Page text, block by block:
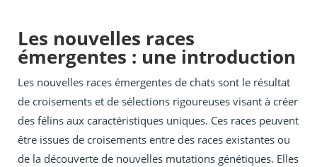
Les nouvelles races
émergentes : une introduction
Les nouvelles races émergentes de chats sont le résultat
de croisements et de sélections rigoureuses visant à créer
des félins aux caractéristiques uniques. Ces races peuvent
être issues de croisements entre des races existantes ou
de la découverte de nouvelles mutations génétiques. Elles